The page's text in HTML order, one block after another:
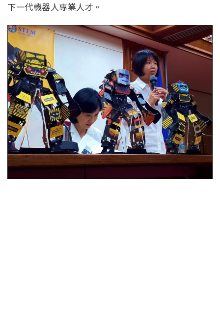
下一代機器人專業人才。